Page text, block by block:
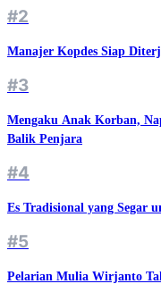
#2
Manajer Kopdes Siap
#3
Mengaku Anak Korban,
Balik Penjara
#4
Es Tradisional yang Segar
#5
Pelarian Mulia Wirjanto